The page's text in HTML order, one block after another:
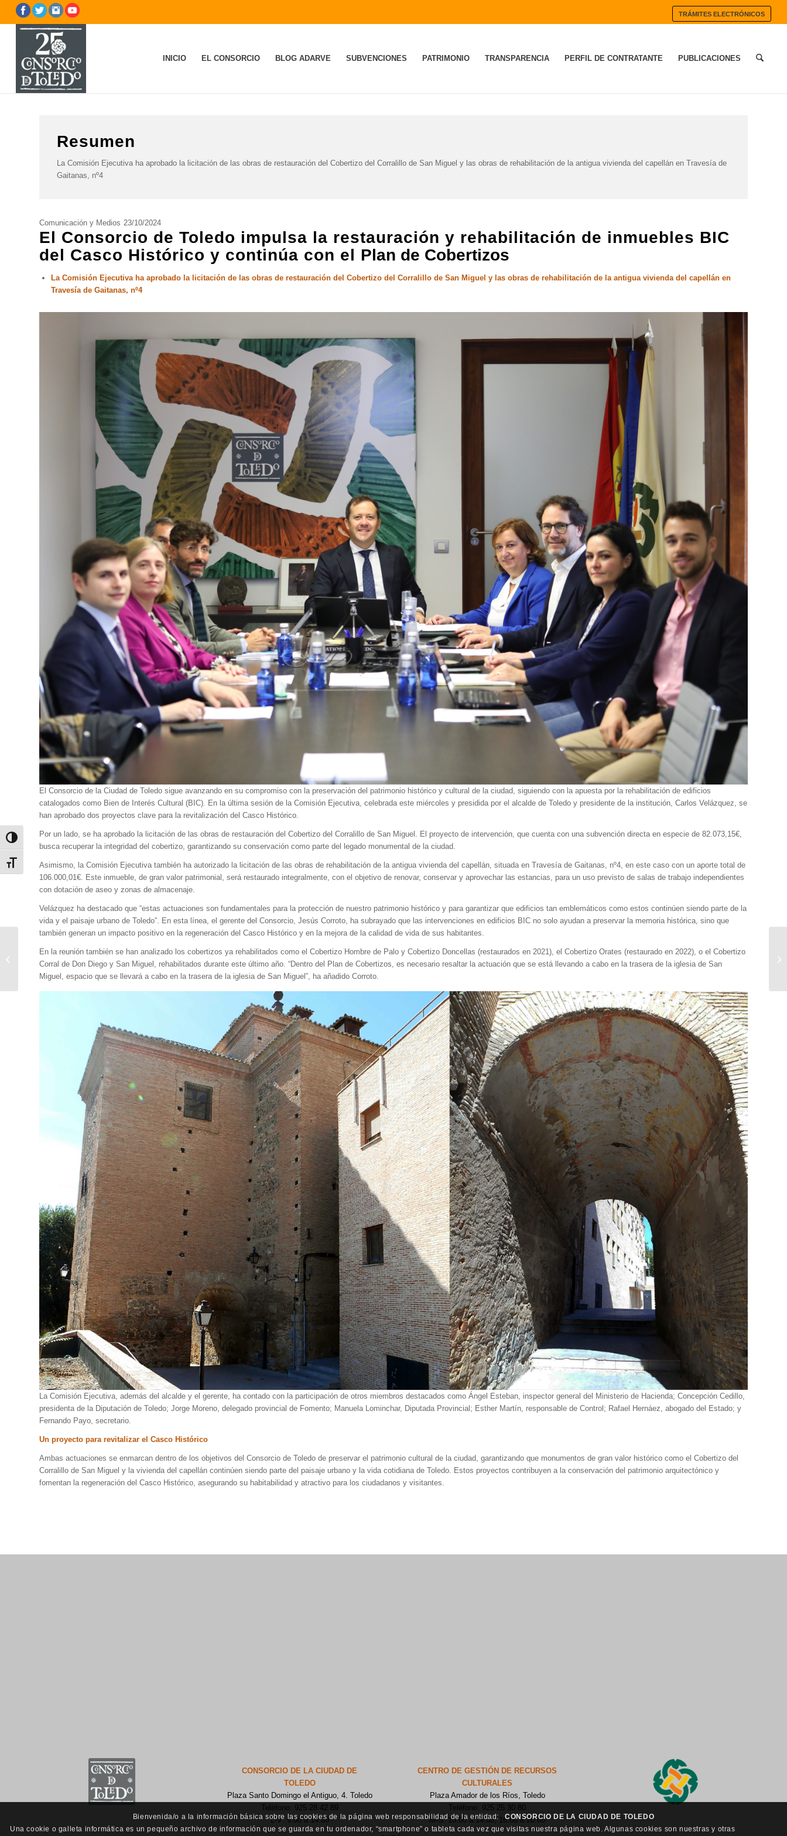
Alternar alto contraste
Alternar tamaño de letra
TRÁMITES ELECTRÓNICOS
INICIO EL CONSORCIO BLOG ADARVE SUBVENCIONES PATRIMONIO TRANSPARENCIA PERFIL DE CONTRATANTE PUBLICACIONES
Resumen
La Comisión Ejecutiva ha aprobado la licitación de las obras de restauración del Cobertizo del Corralillo de San Miguel y las obras de rehabilitación de la antigua vivienda del capellán en Travesía de
Gaitanas, nº4
Comunicación y Medios 23/10/2024
El Consorcio de Toledo impulsa la restauración y rehabilitación de inmuebles BIC
del Casco Histórico y continúa con el Plan de Cobertizos
La Comisión Ejecutiva ha aprobado la licitación de las obras de restauración del Cobertizo del Corralillo de San Miguel y las obras de rehabilitación de la antigua vivienda del capellán en
Travesía de Gaitanas, nº4
El Consorcio de la Ciudad de Toledo sigue avanzando en su compromiso con la preservación del patrimonio histórico y cultural de la ciudad, siguiendo con la apuesta por la rehabilitación de edificios
catalogados como Bien de Interés Cultural (BIC). En la última sesión de la Comisión Ejecutiva, celebrada este miércoles y presidida por el alcalde de Toledo y presidente de la institución, Carlos Velázquez, se
han aprobado dos proyectos clave para la revitalización del Casco Histórico.
Por un lado, se ha aprobado la licitación de las obras de restauración del Cobertizo del Corralillo de San Miguel. El proyecto de intervención, que cuenta con una subvención directa en especie de 82.073,15€,
busca recuperar la integridad del cobertizo, garantizando su conservación como parte del legado monumental de la ciudad.
Asimismo, la Comisión Ejecutiva también ha autorizado la licitación de las obras de rehabilitación de la antigua vivienda del capellán, situada en Travesía de Gaitanas, nº4, en este caso con un aporte total de
106.000,01€. Este inmueble, de gran valor patrimonial, será restaurado integralmente, con el objetivo de renovar, conservar y aprovechar las estancias, para un uso previsto de salas de trabajo independientes
con dotación de aseo y zonas de almacenaje.
Velázquez ha destacado que “estas actuaciones son fundamentales para la protección de nuestro patrimonio histórico y para garantizar que edificios tan emblemáticos como estos continúen siendo parte de la
vida y el paisaje urbano de Toledo”. En esta línea, el gerente del Consorcio, Jesús Corroto, ha subrayado que las intervenciones en edificios BIC no solo ayudan a preservar la memoria histórica, sino que
también generan un impacto positivo en la regeneración del Casco Histórico y en la mejora de la calidad de vida de sus habitantes.
En la reunión también se han analizado los cobertizos ya rehabilitados como el Cobertizo Hombre de Palo y Cobertizo Doncellas (restaurados en 2021), el Cobertizo Orates (restaurado en 2022), o el Cobertizo
Corral de Don Diego y San Miguel, rehabilitados durante este último año. “Dentro del Plan de Cobertizos, es necesario resaltar la actuación que se está llevando a cabo en la trasera de la iglesia de San
Miguel, espacio que se llevará a cabo en la trasera de la iglesia de San Miguel”, ha añadido Corroto.
La Comisión Ejecutiva, además del alcalde y el gerente, ha contado con la participación de otros miembros destacados como Ángel Esteban, inspector general del Ministerio de Hacienda; Concepción Cedillo,
presidenta de la Diputación de Toledo; Jorge Moreno, delegado provincial de Fomento; Manuela Lominchar, Diputada Provincial; Esther Martín, responsable de Control; Rafael Hernáez, abogado del Estado; y
Fernando Payo, secretario.
Un proyecto para revitalizar el Casco Histórico
Ambas actuaciones se enmarcan dentro de los objetivos del Consorcio de Toledo de preservar el patrimonio cultural de la ciudad, garantizando que monumentos de gran valor histórico como el Cobertizo del
Corralillo de San Miguel y la vivienda del capellán continúen siendo parte del paisaje urbano y la vida cotidiana de Toledo. Estos proyectos contribuyen a la conservación del patrimonio arquitectónico y
fomentan la regeneración del Casco Histórico, asegurando su habitabilidad y atractivo para los ciudadanos y visitantes.
CONSORCIO DE LA CIUDAD DE
TOLEDO
Plaza Santo Domingo el Antiguo, 4. Toledo
Teléfono: 925 28 42 89
L-V: 9:00 a 14:00
CENTRO DE GESTIÓN DE RECURSOS
CULTURALES
Plaza Amador de los Ríos, Toledo
Teléfono: 925 25 30 80
M-S: 10:00 a 14:00, 16:00 a 20:00
un fin de semana de
conciertos en espacios
emblemáticos...
Bienvenida/o a la información básica sobre las cookies de la página web responsabilidad de la entidad:
CONSORCIO DE LA CIUDAD DE TOLEDO
Una cookie o galleta informática es un pequeño archivo de información que se guarda en tu ordenador, “smartphone” o tableta cada vez que visitas nuestra página web. Algunas cookies son nuestras y otras